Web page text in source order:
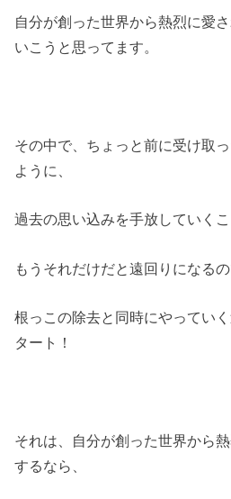
自分が創った世界から熱烈に愛
いこうと思ってます。
その中で、ちょっと前に受け取
ように、
過去の思い込みを手放していくこ
もうそれだけだと遠回りになるの
根っこの除去と同時にやってい
タート！
それは、自分が創った世界から
するなら、